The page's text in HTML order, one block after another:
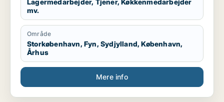
Lagermedarbejder, Tjener, Køkkenmedarbejder
mv.
Område
Storkøbenhavn, Fyn, Sydjylland, København,
Århus
Mere info